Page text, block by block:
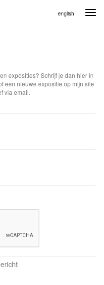
english
exposities? Schrijf je dan hier in
een nieuwe expositie op mijn site
via email.